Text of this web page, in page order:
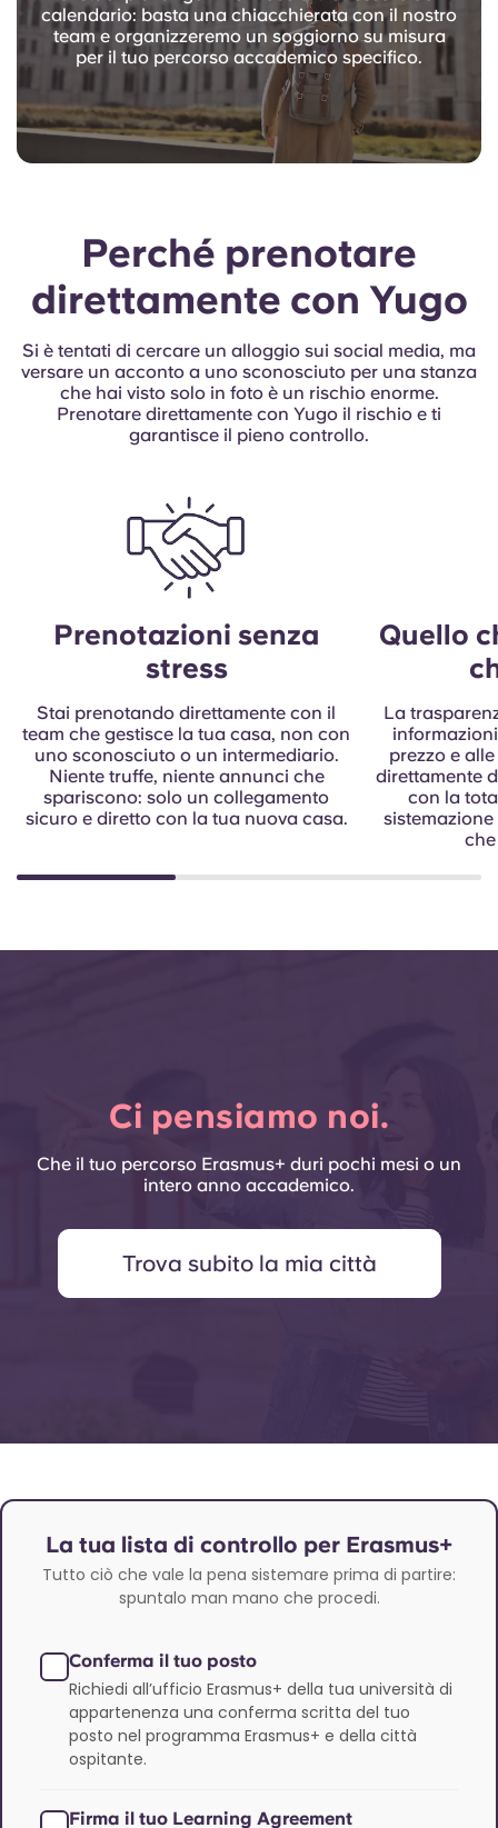
calendario: basta una chiacchierata con il nostro
team e organizzeremo un soggiorno su misura
per il tuo percorso accademico specifico.
Perché prenotare
direttamente con Yugo
Si è tentati di cercare un alloggio sui social media, ma
versare un acconto a uno sconosciuto per una stanza
che hai visto solo in foto è un rischio enorme.
Prenotare direttamente con Yugo il rischio e ti
garantisce il pieno controllo.
Prenotazioni senza
stress
Stai prenotando direttamente con il
team che gestisce la tua casa, non con
uno sconosciuto o un intermediario.
Niente truffe, niente annunci che
spariscono: solo un collegamento
sicuro e diretto con la tua nuova casa.
Quello
La
prezzo e
direttamente
con la
Ci pensiamo noi.
Che il tuo percorso Erasmus+ duri pochi mesi o un
intero anno accademico.
Trova subito la mia città
La tua lista di controllo per Erasmus+
Tutto ciò che vale la pena sistemare prima di partire:
spuntalo man mano che procedi.
Conferma il tuo posto
Richiedi all’ufficio Erasmus+ della tua università di
appartenenza una conferma scritta del tuo
posto nel programma Erasmus+ e della città
ospitante.
Firma il tuo Learning Agreement